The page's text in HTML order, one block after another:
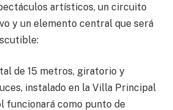
artísticos, un circuito
y un elemento central que será
de 15 metros, giratorio y
instalado en la Villa Principal
funcionará como punto de